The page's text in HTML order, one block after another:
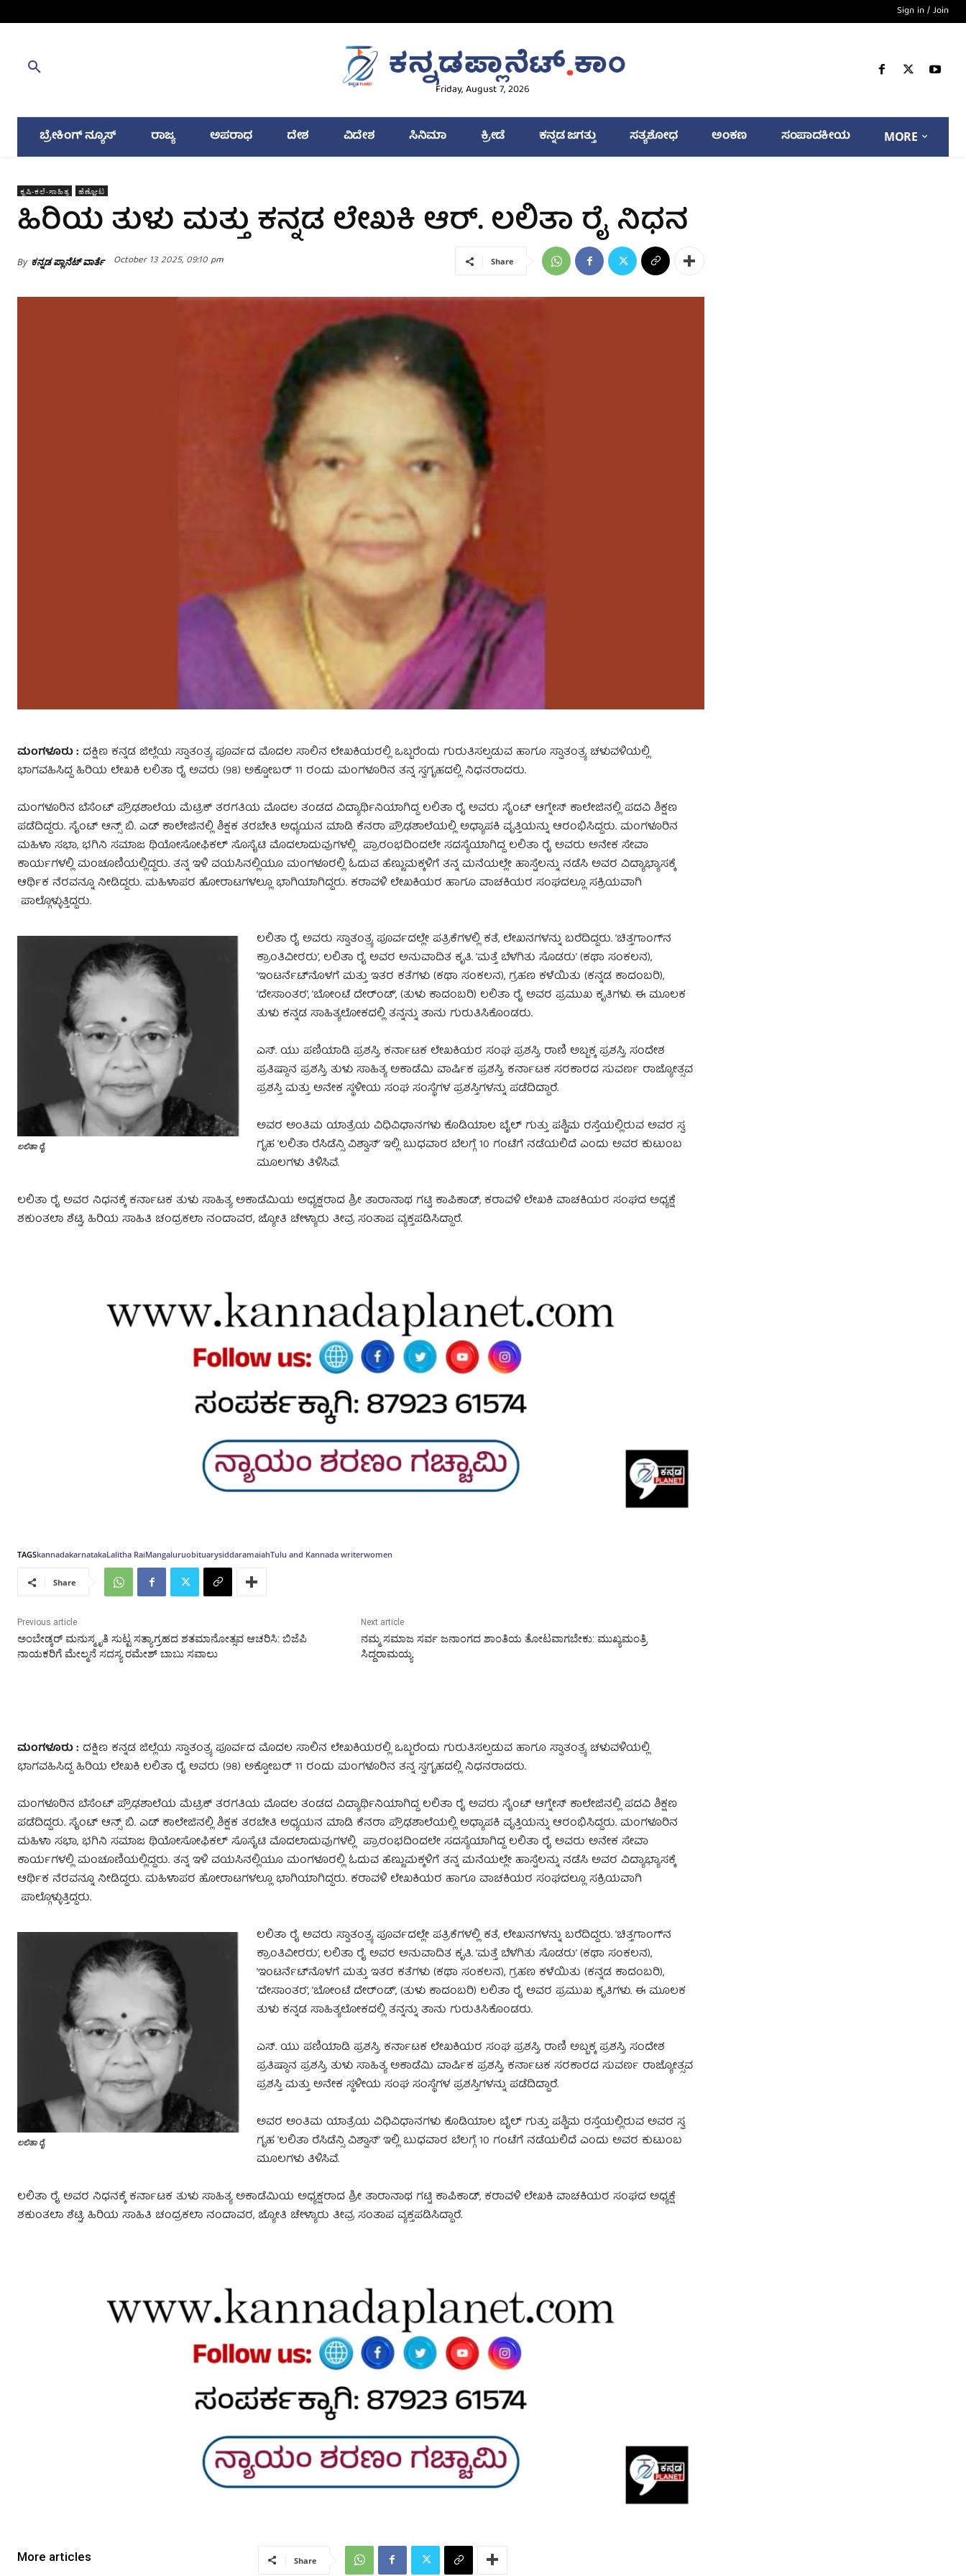
Sign in / Join
Friday, August 7, 2026
ಬ್ರೇಕಿಂಗ್ ನ್ಯೂಸ್ ರಾಜ್ಯ ಅಪರಾಧ ದೇಶ ವಿದೇಶ ಸಿನಿಮಾ ಕ್ರೀಡೆ ಕನ್ನಡ ಜಗತ್ತು ಸತ್ಯಶೋಧ ಅಂಕಣ ಸಂಪಾದಕೀಯ MORE
ಕೃಷಿ-ಕಲೆ-ಸಾಹಿತ್ಯ ಹೆಣ್ಣೋಟ
ಹಿರಿಯ ತುಳು ಮತ್ತು ಕನ್ನಡ ಲೇಖಕಿ ಆರ್. ಲಲಿತಾ ರೈ ನಿಧನ
By ಕನ್ನಡ ಪ್ಲಾನೆಟ್ ವಾರ್ತೆ October 13 2025, 09:10 pm Share
ಮಂಗಳೂರು : ದಕ್ಷಿಣ ಕನ್ನಡ ಜಿಲ್ಲೆಯ ಸ್ವಾತಂತ್ರ್ಯ ಪೂರ್ವದ ಮೊದಲ ಸಾಲಿನ ಲೇಖಕಿಯರಲ್ಲಿ ಒಬ್ಬರೆಂದು ಗುರುತಿಸಲ್ಪಡುವ ಹಾಗೂ ಸ್ವಾತಂತ್ರ್ಯ ಚಳುವಳಿಯಲ್ಲಿ
ಭಾಗವಹಿಸಿದ್ದ ಹಿರಿಯ ಲೇಖಕಿ ಲಲಿತಾ ರೈ ಅವರು (98) ಅಕ್ಟೋಬರ್ 11 ರಂದು ಮಂಗಳೂರಿನ ತನ್ನ ಸ್ವಗೃಹದಲ್ಲಿ ನಿಧನರಾದರು.
ಮಂಗಳೂರಿನ ಬೆಸೆಂಟ್ ಪ್ರೌಢಶಾಲೆಯ ಮೆಟ್ರಿಕ್ ತರಗತಿಯ ಮೊದಲ ತಂಡದ ವಿದ್ಯಾರ್ಥಿನಿಯಾಗಿದ್ದ ಲಲಿತಾ ರೈ ಅವರು ಸೈಂಟ್ ಆಗ್ನೇಸ್ ಕಾಲೇಜಿನಲ್ಲಿ ಪದವಿ ಶಿಕ್ಷಣ
ಪಡೆದಿದ್ದರು. ಸೈಂಟ್ ಆನ್ಸ್ ಬಿ. ಎಡ್ ಕಾಲೇಜಿನಲ್ಲಿ ಶಿಕ್ಷಕ ತರಬೇತಿ ಅಧ್ಯಯನ ಮಾಡಿ ಕೆನರಾ ಪ್ರೌಢಶಾಲೆಯಲ್ಲಿ ಅಧ್ಯಾಪಕಿ ವೃತ್ತಿಯನ್ನು ಆರಂಭಿಸಿದ್ದರು. ಮಂಗಳೂರಿನ
ಮಹಿಳಾ ಸಭಾ, ಭಗಿನಿ ಸಮಾಜ ಥಿಯೋಸೋಫಿಕಲ್ ಸೊಸೈಟಿ ಮೊದಲಾದುವುಗಳಲ್ಲಿ ಪ್ರಾರಂಭದಿಂದಲೇ ಸದಸ್ಯೆಯಾಗಿದ್ದ ಲಲಿತಾ ರೈ ಅವರು ಅನೇಕ ಸೇವಾ
ಕಾರ್ಯಗಳಲ್ಲಿ ಮಂಚೂಣಿಯಲ್ಲಿದ್ದರು. ತನ್ನ ಇಳಿ ವಯಸಿನಲ್ಲಿಯೂ ಮಂಗಳೂರಲ್ಲಿ ಓದುವ ಹೆಣ್ಣುಮಕ್ಕಳಿಗೆ ತನ್ನ ಮನೆಯಲ್ಲೇ ಹಾಸ್ಟೆಲನ್ನು ನಡೆಸಿ ಅವರ ವಿದ್ಯಾಭ್ಯಾಸಕ್ಕೆ
ಆರ್ಥಿಕ ನೆರವನ್ನೂ ನೀಡಿದ್ದರು. ಮಹಿಳಾಪರ ಹೋರಾಟಗಳಲ್ಲೂ ಭಾಗಿಯಾಗಿದ್ದರು. ಕರಾವಳಿ ಲೇಖಕಿಯರ ಹಾಗೂ ವಾಚಕಿಯರ ಸಂಘದಲ್ಲೂ ಸಕ್ರಿಯವಾಗಿ
ಪಾಲ್ಗೊಳ್ಳುತ್ತಿದ್ದರು.
ಲಲಿತಾ ರೈ
ಲಲಿತಾ ರೈ ಅವರು ಸ್ವಾತಂತ್ರ್ಯ ಪೂರ್ವದಲ್ಲೇ ಪತ್ರಿಕೆಗಳಲ್ಲಿ ಕತೆ, ಲೇಖನಗಳನ್ನು ಬರೆದಿದ್ದರು. ‘ಚಿತ್ತಗಾಂಗ್‌ನ
ಕ್ರಾಂತಿವೀರರು’, ಲಲಿತಾ ರೈ ಅವರ ಅನುವಾದಿತ ಕೃತಿ. ‘ಮತ್ತೆ ಬೆಳಗಿತು ಸೊಡರು’ (ಕಥಾ ಸಂಕಲನ),
‘ಇಂಟರ್ನೆಟ್‌ನೊಳಗೆ ಮತ್ತು ಇತರ ಕತೆಗಳು (ಕಥಾ ಸಂಕಲನ), ಗ್ರಹಣ ಕಳೆಯಿತು (ಕನ್ನಡ ಕಾದಂಬರಿ),
‘ದೇಸಾಂತರ’, ‘ಬೋಂಟೆ ದೇರ್ಂಡ್’, (ತುಳು ಕಾದಂಬರಿ) ಲಲಿತಾ ರೈ ಅವರ ಪ್ರಮುಖ ಕೃತಿಗಳು. ಈ ಮೂಲಕ
ತುಳು ಕನ್ನಡ ಸಾಹಿತ್ಯಲೋಕದಲ್ಲಿ ತನ್ನನ್ನು ತಾನು ಗುರುತಿಸಿಕೊಂಡರು.
ಎಸ್. ಯು ಪಣಿಯಾಡಿ ಪ್ರಶಸ್ತಿ, ಕರ್ನಾಟಕ ಲೇಖಕಿಯರ ಸಂಘ ಪ್ರಶಸ್ತಿ, ರಾಣಿ ಅಬ್ಬಕ್ಕ ಪ್ರಶಸ್ತಿ, ಸಂದೇಶ
ಪ್ರತಿಷ್ಠಾನ ಪ್ರಶಸ್ತಿ, ತುಳು ಸಾಹಿತ್ಯ ಅಕಾಡೆಮಿ ವಾರ್ಷಿಕ ಪ್ರಶಸ್ತಿ, ಕರ್ನಾಟಕ ಸರಕಾರದ ಸುವರ್ಣ ರಾಜ್ಯೋತ್ಸವ
ಪ್ರಶಸ್ತಿ ಮತ್ತು ಅನೇಕ ಸ್ಥಳೀಯ ಸಂಘ ಸಂಸ್ಥೆಗಳ ಪ್ರಶಸ್ತಿಗಳನ್ನು ಪಡೆದಿದ್ದಾರೆ.
ಅವರ ಅಂತಿಮ ಯಾತ್ರೆಯ ವಿಧಿವಿಧಾನಗಳು ಕೊಡಿಯಾಲ ಬೈಲ್ ಗುತ್ತು ಪಶ್ಚಿಮ ರಸ್ತೆಯಲ್ಲಿರುವ ಅವರ ಸ್ವ
ಗೃಹ ‘ಲಲಿತಾ ರೆಸಿಡೆನ್ಸಿ ವಿಶ್ವಾಸ್’ ಇಲ್ಲಿ ಬುಧವಾರ ಬೆಲಗ್ಗೆ 10 ಗಂಟೆಗೆ ನಡೆಯಲಿದೆ ಎಂದು ಅವರ ಕುಟುಂಬ
ಮೂಲಗಳು ತಿಳಿಸಿವೆ.
ಲಲಿತಾ ರೈ ಅವರ ನಿಧನಕ್ಕೆ ಕರ್ನಾಟಕ ತುಳು ಸಾಹಿತ್ಯ ಅಕಾಡೆಮಿಯ ಅಧ್ಯಕ್ಷರಾದ ಶ್ರೀ ತಾರಾನಾಥ ಗಟ್ಟಿ ಕಾಪಿಕಾಡ್, ಕರಾವಳಿ ಲೇಖಕಿ ವಾಚಕಿಯರ ಸಂಘದ ಅಧ್ಯಕ್ಷೆ
ಶಕುಂತಲಾ ಶೆಟ್ಟಿ, ಹಿರಿಯ ಸಾಹಿತಿ ಚಂದ್ರಕಲಾ ನಂದಾವರ, ಜ್ಯೋತಿ ಚೇಳ್ಯಾರು ತೀವ್ರ ಸಂತಾಪ ವ್ಯಕ್ತಪಡಿಸಿದ್ದಾರೆ.
TAGSkannadakarnatakaLalitha RaiMangaluruobituarysiddaramaiahTulu and Kannada writerwomen
Share
Previous article
ಅಂಬೇಡ್ಕರ್‌ ಮನುಸ್ಮೃತಿ ಸುಟ್ಟ ಸತ್ಯಾಗ್ರಹದ ಶತಮಾನೋತ್ಸವ ಆಚರಿಸಿ: ಬಿಜೆಪಿ
ನಾಯಕರಿಗೆ ಮೇಲ್ಮನೆ ಸದಸ್ಯ ರಮೇಶ್‌ ಬಾಬು ಸವಾಲು
Next article
ನಮ್ಮ ಸಮಾಜ ಸರ್ವ ಜನಾಂಗದ ಶಾಂತಿಯ ತೋಟವಾಗಬೇಕು: ಮುಖ್ಯಮಂತ್ರಿ
ಸಿದ್ದರಾಮಯ್ಯ
ಮಂಗಳೂರು : ದಕ್ಷಿಣ ಕನ್ನಡ ಜಿಲ್ಲೆಯ ಸ್ವಾತಂತ್ರ್ಯ ಪೂರ್ವದ ಮೊದಲ ಸಾಲಿನ ಲೇಖಕಿಯರಲ್ಲಿ ಒಬ್ಬರೆಂದು ಗುರುತಿಸಲ್ಪಡುವ ಹಾಗೂ ಸ್ವಾತಂತ್ರ್ಯ ಚಳುವಳಿಯಲ್ಲಿ
ಭಾಗವಹಿಸಿದ್ದ ಹಿರಿಯ ಲೇಖಕಿ ಲಲಿತಾ ರೈ ಅವರು (98) ಅಕ್ಟೋಬರ್ 11 ರಂದು ಮಂಗಳೂರಿನ ತನ್ನ ಸ್ವಗೃಹದಲ್ಲಿ ನಿಧನರಾದರು.
ಮಂಗಳೂರಿನ ಬೆಸೆಂಟ್ ಪ್ರೌಢಶಾಲೆಯ ಮೆಟ್ರಿಕ್ ತರಗತಿಯ ಮೊದಲ ತಂಡದ ವಿದ್ಯಾರ್ಥಿನಿಯಾಗಿದ್ದ ಲಲಿತಾ ರೈ ಅವರು ಸೈಂಟ್ ಆಗ್ನೇಸ್ ಕಾಲೇಜಿನಲ್ಲಿ ಪದವಿ ಶಿಕ್ಷಣ
ಪಡೆದಿದ್ದರು. ಸೈಂಟ್ ಆನ್ಸ್ ಬಿ. ಎಡ್ ಕಾಲೇಜಿನಲ್ಲಿ ಶಿಕ್ಷಕ ತರಬೇತಿ ಅಧ್ಯಯನ ಮಾಡಿ ಕೆನರಾ ಪ್ರೌಢಶಾಲೆಯಲ್ಲಿ ಅಧ್ಯಾಪಕಿ ವೃತ್ತಿಯನ್ನು ಆರಂಭಿಸಿದ್ದರು. ಮಂಗಳೂರಿನ
ಮಹಿಳಾ ಸಭಾ, ಭಗಿನಿ ಸಮಾಜ ಥಿಯೋಸೋಫಿಕಲ್ ಸೊಸೈಟಿ ಮೊದಲಾದುವುಗಳಲ್ಲಿ ಪ್ರಾರಂಭದಿಂದಲೇ ಸದಸ್ಯೆಯಾಗಿದ್ದ ಲಲಿತಾ ರೈ ಅವರು ಅನೇಕ ಸೇವಾ
ಕಾರ್ಯಗಳಲ್ಲಿ ಮಂಚೂಣಿಯಲ್ಲಿದ್ದರು. ತನ್ನ ಇಳಿ ವಯಸಿನಲ್ಲಿಯೂ ಮಂಗಳೂರಲ್ಲಿ ಓದುವ ಹೆಣ್ಣುಮಕ್ಕಳಿಗೆ ತನ್ನ ಮನೆಯಲ್ಲೇ ಹಾಸ್ಟೆಲನ್ನು ನಡೆಸಿ ಅವರ ವಿದ್ಯಾಭ್ಯಾಸಕ್ಕೆ
ಆರ್ಥಿಕ ನೆರವನ್ನೂ ನೀಡಿದ್ದರು. ಮಹಿಳಾಪರ ಹೋರಾಟಗಳಲ್ಲೂ ಭಾಗಿಯಾಗಿದ್ದರು. ಕರಾವಳಿ ಲೇಖಕಿಯರ ಹಾಗೂ ವಾಚಕಿಯರ ಸಂಘದಲ್ಲೂ ಸಕ್ರಿಯವಾಗಿ
ಪಾಲ್ಗೊಳ್ಳುತ್ತಿದ್ದರು.
ಲಲಿತಾ ರೈ
ಲಲಿತಾ ರೈ ಅವರು ಸ್ವಾತಂತ್ರ್ಯ ಪೂರ್ವದಲ್ಲೇ ಪತ್ರಿಕೆಗಳಲ್ಲಿ ಕತೆ, ಲೇಖನಗಳನ್ನು ಬರೆದಿದ್ದರು. ‘ಚಿತ್ತಗಾಂಗ್‌ನ
ಕ್ರಾಂತಿವೀರರು’, ಲಲಿತಾ ರೈ ಅವರ ಅನುವಾದಿತ ಕೃತಿ. ‘ಮತ್ತೆ ಬೆಳಗಿತು ಸೊಡರು’ (ಕಥಾ ಸಂಕಲನ),
‘ಇಂಟರ್ನೆಟ್‌ನೊಳಗೆ ಮತ್ತು ಇತರ ಕತೆಗಳು (ಕಥಾ ಸಂಕಲನ), ಗ್ರಹಣ ಕಳೆಯಿತು (ಕನ್ನಡ ಕಾದಂಬರಿ),
‘ದೇಸಾಂತರ’, ‘ಬೋಂಟೆ ದೇರ್ಂಡ್’, (ತುಳು ಕಾದಂಬರಿ) ಲಲಿತಾ ರೈ ಅವರ ಪ್ರಮುಖ ಕೃತಿಗಳು. ಈ ಮೂಲಕ
ತುಳು ಕನ್ನಡ ಸಾಹಿತ್ಯಲೋಕದಲ್ಲಿ ತನ್ನನ್ನು ತಾನು ಗುರುತಿಸಿಕೊಂಡರು.
ಎಸ್. ಯು ಪಣಿಯಾಡಿ ಪ್ರಶಸ್ತಿ, ಕರ್ನಾಟಕ ಲೇಖಕಿಯರ ಸಂಘ ಪ್ರಶಸ್ತಿ, ರಾಣಿ ಅಬ್ಬಕ್ಕ ಪ್ರಶಸ್ತಿ, ಸಂದೇಶ
ಪ್ರತಿಷ್ಠಾನ ಪ್ರಶಸ್ತಿ, ತುಳು ಸಾಹಿತ್ಯ ಅಕಾಡೆಮಿ ವಾರ್ಷಿಕ ಪ್ರಶಸ್ತಿ, ಕರ್ನಾಟಕ ಸರಕಾರದ ಸುವರ್ಣ ರಾಜ್ಯೋತ್ಸವ
ಪ್ರಶಸ್ತಿ ಮತ್ತು ಅನೇಕ ಸ್ಥಳೀಯ ಸಂಘ ಸಂಸ್ಥೆಗಳ ಪ್ರಶಸ್ತಿಗಳನ್ನು ಪಡೆದಿದ್ದಾರೆ.
ಅವರ ಅಂತಿಮ ಯಾತ್ರೆಯ ವಿಧಿವಿಧಾನಗಳು ಕೊಡಿಯಾಲ ಬೈಲ್ ಗುತ್ತು ಪಶ್ಚಿಮ ರಸ್ತೆಯಲ್ಲಿರುವ ಅವರ ಸ್ವ
ಗೃಹ ‘ಲಲಿತಾ ರೆಸಿಡೆನ್ಸಿ ವಿಶ್ವಾಸ್’ ಇಲ್ಲಿ ಬುಧವಾರ ಬೆಲಗ್ಗೆ 10 ಗಂಟೆಗೆ ನಡೆಯಲಿದೆ ಎಂದು ಅವರ ಕುಟುಂಬ
ಮೂಲಗಳು ತಿಳಿಸಿವೆ.
ಲಲಿತಾ ರೈ ಅವರ ನಿಧನಕ್ಕೆ ಕರ್ನಾಟಕ ತುಳು ಸಾಹಿತ್ಯ ಅಕಾಡೆಮಿಯ ಅಧ್ಯಕ್ಷರಾದ ಶ್ರೀ ತಾರಾನಾಥ ಗಟ್ಟಿ ಕಾಪಿಕಾಡ್, ಕರಾವಳಿ ಲೇಖಕಿ ವಾಚಕಿಯರ ಸಂಘದ ಅಧ್ಯಕ್ಷೆ
ಶಕುಂತಲಾ ಶೆಟ್ಟಿ, ಹಿರಿಯ ಸಾಹಿತಿ ಚಂದ್ರಕಲಾ ನಂದಾವರ, ಜ್ಯೋತಿ ಚೇಳ್ಯಾರು ತೀವ್ರ ಸಂತಾಪ ವ್ಯಕ್ತಪಡಿಸಿದ್ದಾರೆ.
More articles Share